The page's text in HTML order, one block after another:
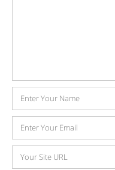
Name
Adresse
Website